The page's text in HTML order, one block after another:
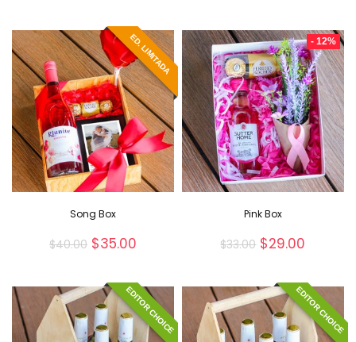
ED. LIMITADA
Song Box
$40.00 $35.00
- 12%
Pink Box
$33.00 $29.00
EDITOR CHOICE EDITOR CHOICE